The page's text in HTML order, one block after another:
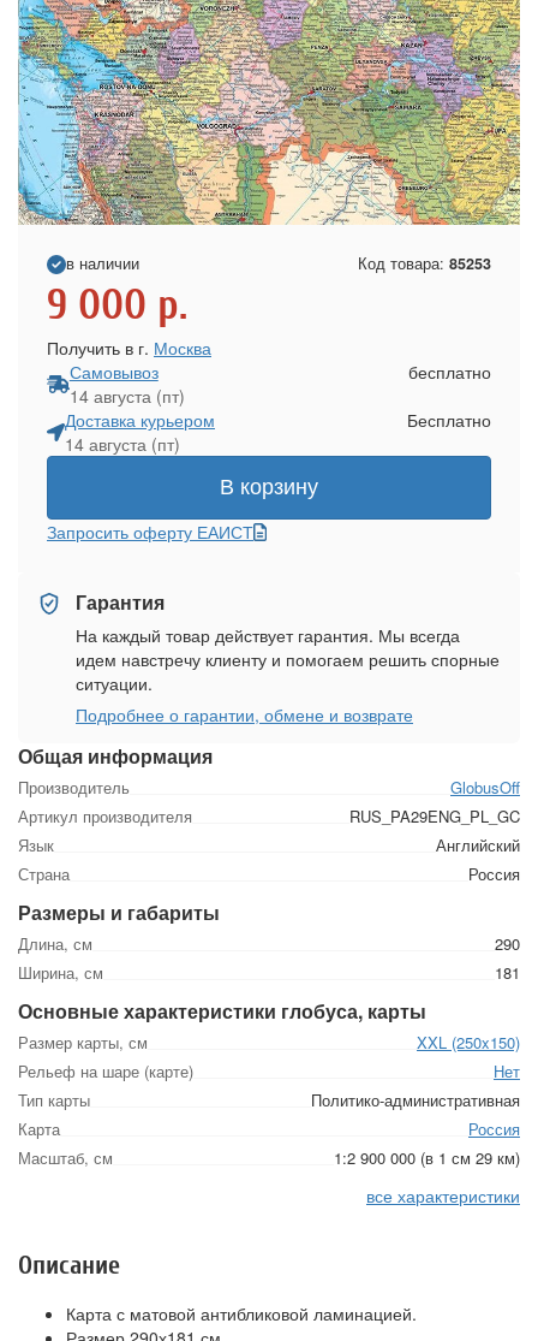
Общая информация
Производитель
GlobusOff
Артикул производителя
RUS_PA29ENG_PL_GC
Язык
Английский
Страна
Россия
Размеры и габариты
Длина, см
290
Ширина, см
181
Основные характеристики глобуса, карты
Размер карты, см
XXL (250x150)
Рельеф на шаре (карте)
Нет
Тип карты
Политико-административная
Карта
Россия
Масштаб, см
1:2 900 000 (в 1 см 29 км)
все характеристики
в наличии Код товара: 85253
9 000 р.
Получить в г. Москва
Самовывоз
14 августа (пт)
бесплатно
Доставка курьером
14 августа (пт)
Бесплатно
В корзину
Запросить оферту ЕАИСТ
Гарантия
На каждый товар действует гарантия. Мы всегда
идем навстречу клиенту и помогаем решить спорные
ситуации.
Подробнее о гарантии, обмене и возврате
Описание
Карта с матовой антибликовой ламинацией.